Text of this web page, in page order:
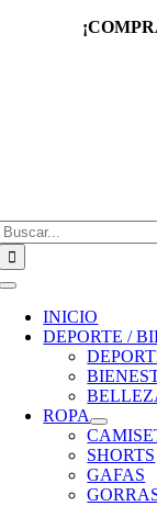
Toggle
Navigation
INICIO
DEPORTE /
ROPA
SHORTS
GAFAS